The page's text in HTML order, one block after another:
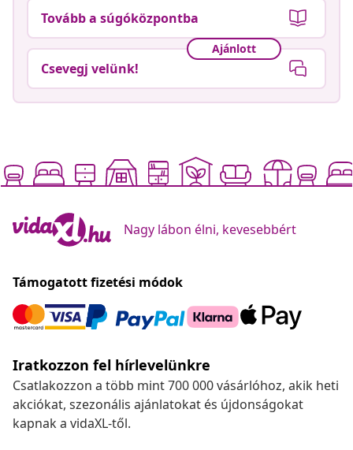
Tovább a súgóközpontba
Ajánlott
Csevegj velünk!
Nagy lábon élni, kevesebbért
Támogatott fizetési módok
Iratkozzon fel hírlevelünkre
Csatlakozzon a több mint 700 000 vásárlóhoz, akik heti
akciókat, szezonális ajánlatokat és újdonságokat
kapnak a vidaXL-től.